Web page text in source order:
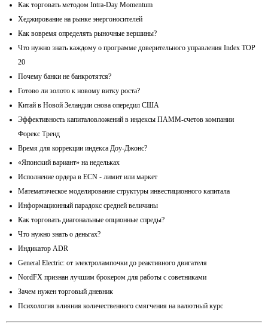
Как торговать методом Intra-Day Momentum
Хеджирование на рынке энергоносителей
Как вовремя определять рыночные вершины?
Что нужно знать каждому о программе доверительного управления Index TOP
20
Почему банки не банкротятся?
Готово ли золото к новому витку роста?
Китай в Новой Зеландии снова опередил США
Эффективность капиталовложений в индексы ПАММ-счетов компании
Форекс Тренд
Время для коррекции индекса Доу-Джонс?
«Японский вариант» на недельках
Исполнение ордера в ECN - лимит или маркет
Математическое моделирование структуры инвестиционного капитала
Информационный парадокс средней величины
Как торговать диагональные опционные спреды?
Что нужно знать о деньгах?
Индикатор ADR
General Electric: от электролампочки до реактивного двигателя
NordFX признан лучшим брокером для работы с советниками
Зачем нужен торговый дневник
Психология влияния количественного смягчения на валютный курс